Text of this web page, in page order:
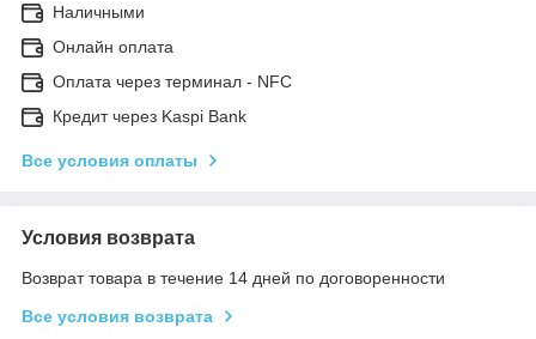
Наличными
Онлайн оплата
Оплата через терминал - NFC
Кредит через Kaspi Bank
Все условия оплаты
Условия возврата
Возврат товара в течение 14 дней по договоренности
Все условия возврата